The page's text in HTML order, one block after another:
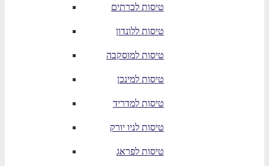
טיסות לכרתים
טיסות ללונדון
טיסות למוסקבה
טיסות למינכן
טיסות למדריד
טיסות לניו יורק
טיסות לפראג